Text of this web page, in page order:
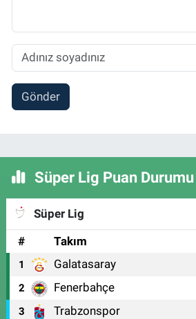
Gönder
Süper Lig Puan Durumu
Süper Lig
#
Takım
1 Galatasaray
2 Fenerbahçe
3 Trabzonspor